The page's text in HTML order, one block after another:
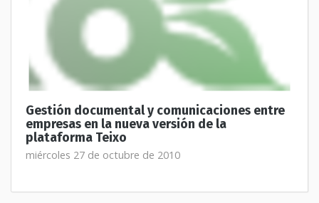
Gestión documental y comunicaciones entre
empresas en la nueva versión de la
plataforma Teixo
miércoles 27 de octubre de 2010